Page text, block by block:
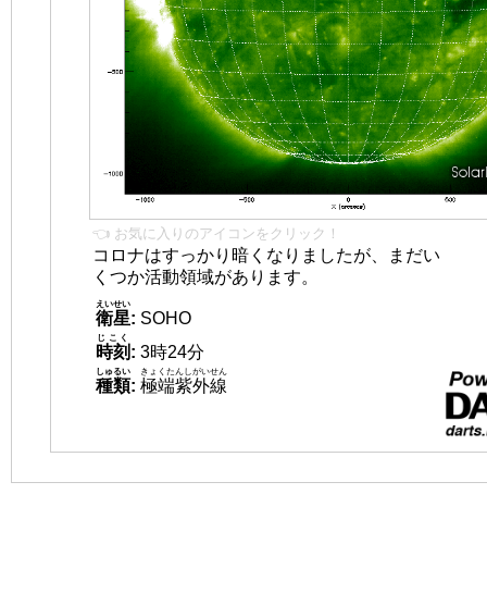
👈 お気に入りのアイコンをクリック！
コロナはすっかり暗くなりましたが、まだい
くつか活動領域があります。
衛星
えいせい
: SOHO
時刻
じこく
: 3時24分
種類
しゅるい
: 極端紫外線
きょくたんしがいせん